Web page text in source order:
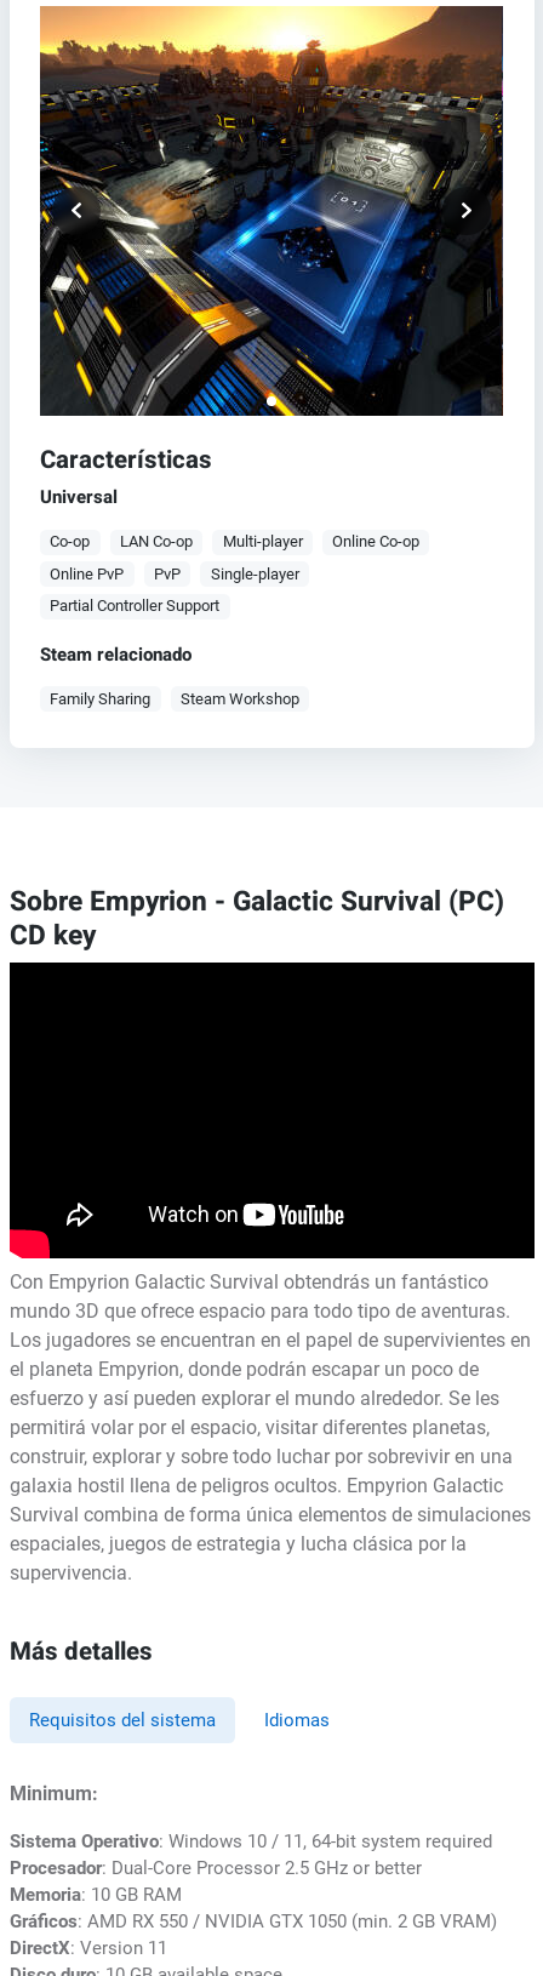
Características
Universal
Co-op LAN Co-op Multi-player
Online Co-op
Online PvP
PvP
Single-player
Partial Controller Support
Steam relacionado
Family Sharing Steam Workshop
Sobre Empyrion - Galactic Survival (PC)
CD key
Con Empyrion Galactic Survival obtendrás un fantástico
mundo 3D que ofrece espacio para todo tipo de aventuras.
Los jugadores se encuentran en el papel de supervivientes en
el planeta Empyrion, donde podrán escapar un poco de
esfuerzo y así pueden explorar el mundo alrededor. Se les
permitirá volar por el espacio, visitar diferentes planetas,
construir, explorar y sobre todo luchar por sobrevivir en una
galaxia hostil llena de peligros ocultos. Empyrion Galactic
Survival combina de forma única elementos de simulaciones
espaciales, juegos de estrategia y lucha clásica por la
supervivencia.
Más detalles
Requisitos del sistema Idiomas
Minimum:
Sistema Operativo: Windows 10 / 11, 64-bit system required
Procesador: Dual-Core Processor 2.5 GHz or better
Memoria: 10 GB RAM
Gráficos: AMD RX 550 / NVIDIA GTX 1050 (min. 2 GB VRAM)
DirectX: Version 11